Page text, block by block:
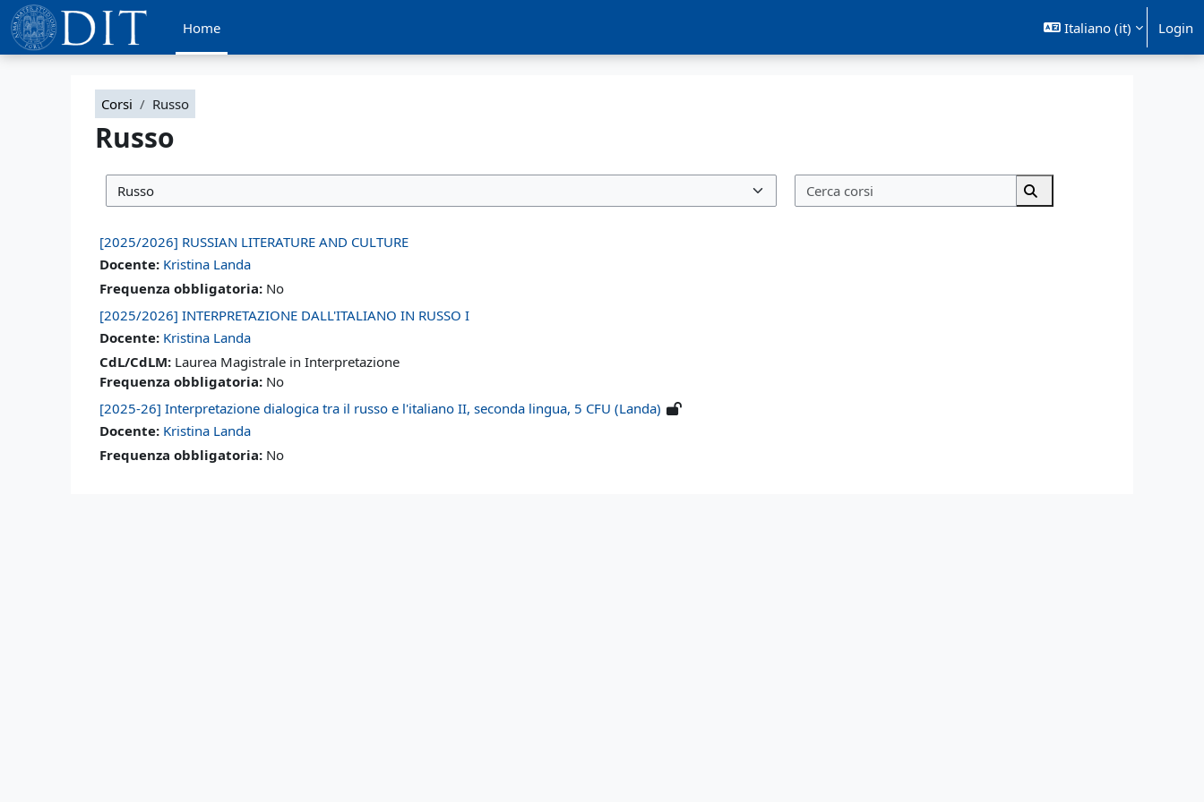
Vai al contenuto principale
Home
Italiano ‎(it)‎ Login
Corsi Russo
Russo
Categorie di corso
Cerca corsi
Cerca corsi
[2025/2026] RUSSIAN LITERATURE AND CULTURE
Docente: Kristina Landa
Frequenza obbligatoria: No
[2025/2026] INTERPRETAZIONE DALL'ITALIANO IN RUSSO I
Docente: Kristina Landa
CdL/CdLM: Laurea Magistrale in Interpretazione
Frequenza obbligatoria: No
[2025-26] Interpretazione dialogica tra il russo e l'italiano II, seconda lingua, 5 CFU (Landa)
Docente: Kristina Landa
Frequenza obbligatoria: No